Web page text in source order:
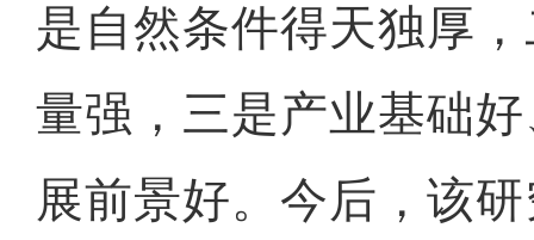
是自然条件得天独厚
量强，三是产业基础
展前景好。今后，该